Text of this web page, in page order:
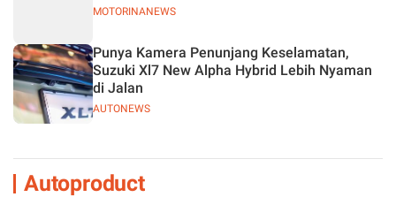
MOTORINANEWS
AUTONEWS
Punya Kamera Penunjang Keselamatan,
Suzuki Xl7 New Alpha Hybrid Lebih Nyaman
di Jalan
Autoproduct